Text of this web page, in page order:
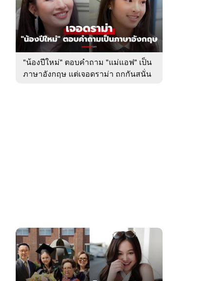
หมวด
บันเทิง
"น้องปีใหม่" ตอบคำถาม "แม่แอฟ" เป็น
ภาษาอังกฤษ แต่เจอดราม่า ถกกันสนั่น